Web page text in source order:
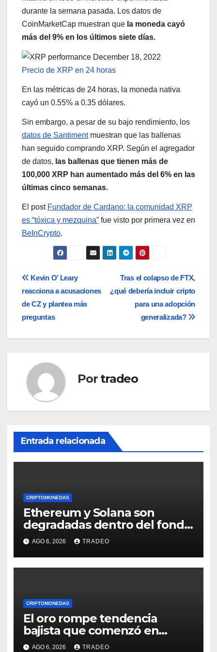
durante la semana pasada. Los datos de
CoinMarketCap muestran que la moneda cayó
más del 9% en los últimos siete días.
Precio de XRP en 24 horas
En las métricas de 24 horas, la moneda nativa
cayó un 0.55% a 0.35 dólares.
Sin embargo, a pesar de su bajo rendimiento, los
datos de Santimentmuestran que las ballenas
han seguido comprando XRP. Según el agregador
de datos, las ballenas que tienen más de
100,000 XRP han aumentado más del 6% en las
últimas cinco semanas.
El post Fundador de Cardano: la comunidad XRP
es “tóxica y mezquina” fue visto por primera vez en
BeInCrypto.
Navegación
de
entradas
Tras el colapso de FTX,
¿qué debería incluir cripto
para una adopción
generalizada?
Kevin O’ Leary
reacciona a acusaciones
de CZ y plantea más
preguntas
Por tradeo
Entrada relacionada
CRIPTOMONEDAS
Ethereum y Solana son
degradadas dentro del fondo
de Grayscale
AGO 6, 2026 TRADEO
CRIPTOMONEDAS
El oro rompe tendencia
bajista que comenzó en
enero de 2026, ¿qué sigue?
AGO 6, 2026 TRADEO